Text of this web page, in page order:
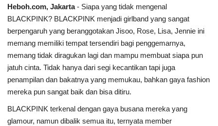
Heboh.com, Jakarta- Siapa yang tidak mengenal
BLACKPINK? BLACKPINK menjadi girlband yang sangat
berpengaruh yang beranggotakan Jisoo, Rose, Lisa, Jennie ini
memang memiliki tempat tersendiri bagi penggemarnya,
memang tidak diragukan lagi dan mampu membuat siapa pun
jatuh cinta. Tidak hanya dari segi kecantikan tapi juga
penampilan dan bakatnya yang memukau, bahkan gaya fashion
mereka pun sangat baik dan bisa ditiru.
BLACKPINK terkenal dengan gaya busana mereka yang
glamour, namun dibalik semua itu, ternyata member